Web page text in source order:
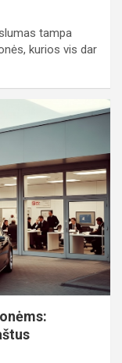
tampa
kurios vis dar